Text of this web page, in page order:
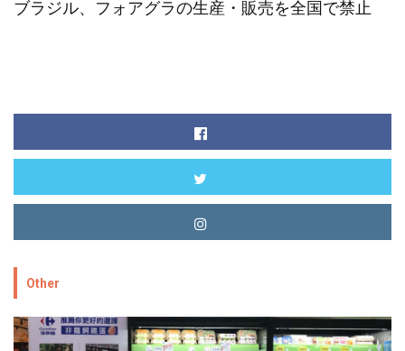
ブラジル、フォアグラの生産・販売を全国で禁止
Other